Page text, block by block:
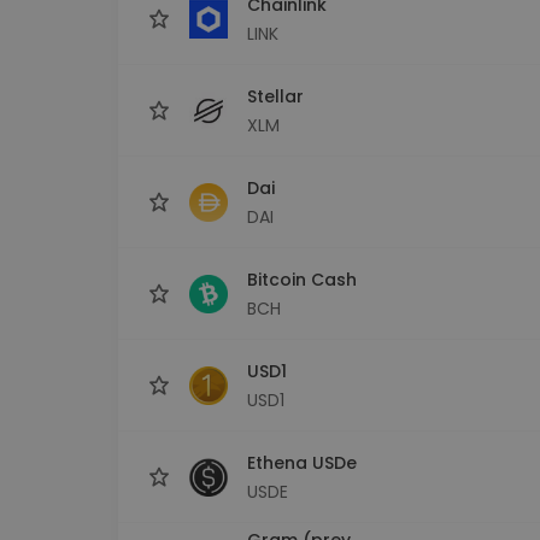
LINK
Stellar
XLM
Dai
DAI
Bitcoin Cash
BCH
USD1
USD1
Ethena USDe
USDE